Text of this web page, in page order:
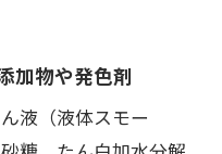
加物や発色剤
液（液体スモー